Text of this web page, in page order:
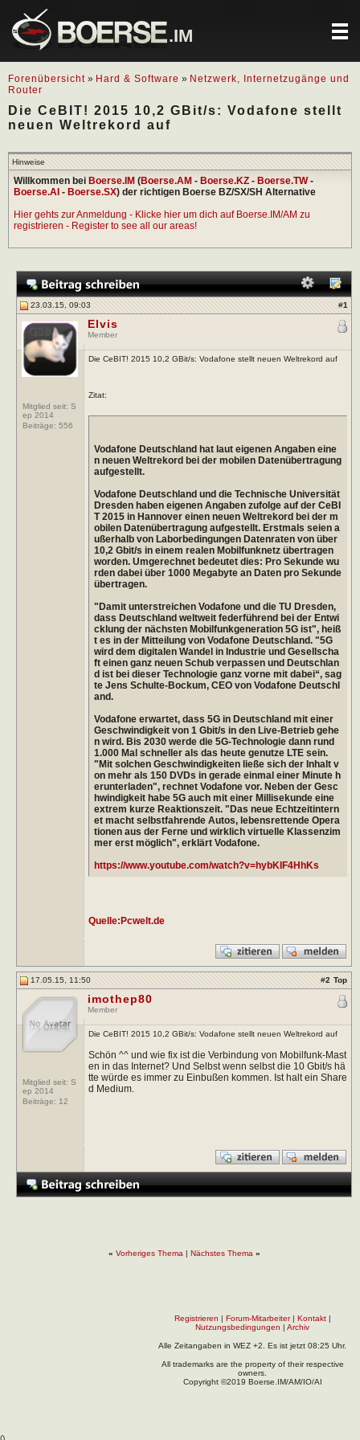
.IM
Forenübersicht » Hard & Software » Netzwerk, Internetzugänge und
Router
Die CeBIT! 2015 10,2 GBit/s: Vodafone stellt
neuen Weltrekord auf
Hinweise
Willkommen bei Boerse.IM (Boerse.AM - Boerse.KZ - Boerse.TW-
Boerse.AI - Boerse.SX) der richtigen Boerse BZ/SX/SH Alternative
Hier gehts zur Anmeldung - Klicke hier um dich auf Boerse.IM/AM zu
registrieren - Register to see all our areas!
23.03.15, 09:03 #1
Mitglied seit: S
ep 2014
Beiträge: 556
Elvis
Member
Die CeBIT! 2015 10,2 GBit/s: Vodafone stellt neuen Weltrekord auf
Zitat:
Vodafone Deutschland hat laut eigenen Angaben eine
n neuen Weltrekord bei der mobilen Datenübertragung
aufgestellt.
Vodafone Deutschland und die Technische Universität
Dresden haben eigenen Angaben zufolge auf der CeBI
T 2015 in Hannover einen neuen Weltrekord bei der m
obilen Datenübertragung aufgestellt. Erstmals seien a
ußerhalb von Laborbedingungen Datenraten von über
10,2 Gbit/s in einem realen Mobilfunknetz übertragen
worden. Umgerechnet bedeutet dies: Pro Sekunde wu
rden dabei über 1000 Megabyte an Daten pro Sekunde
übertragen.
"Damit unterstreichen Vodafone und die TU Dresden,
dass Deutschland weltweit federführend bei der Entwi
cklung der nächsten Mobilfunkgeneration 5G ist", heiß
t es in der Mitteilung von Vodafone Deutschland. "5G
wird dem digitalen Wandel in Industrie und Gesellscha
ft einen ganz neuen Schub verpassen und Deutschlan
d ist bei dieser Technologie ganz vorne mit dabei“, sag
te Jens Schulte-Bockum, CEO von Vodafone Deutschl
and.
Vodafone erwartet, dass 5G in Deutschland mit einer
Geschwindigkeit von 1 Gbit/s in den Live-Betrieb gehe
n wird. Bis 2030 werde die 5G-Technologie dann rund
1.000 Mal schneller als das heute genutze LTE sein.
"Mit solchen Geschwindigkeiten ließe sich der Inhalt v
on mehr als 150 DVDs in gerade einmal einer Minute h
erunterladen", rechnet Vodafone vor. Neben der Gesc
hwindigkeit habe 5G auch mit einer Millisekunde eine
extrem kurze Reaktionszeit. "Das neue Echtzeitintern
et macht selbstfahrende Autos, lebensrettende Opera
tionen aus der Ferne und wirklich virtuelle Klassenzim
mer erst möglich", erklärt Vodafone.
https://www.youtube.com/watch?v=hybKIF4HhKs
Quelle:Pcwelt.de
17.05.15, 11:50 #2 Top
Mitglied seit: S
ep 2014
Beiträge: 12
imothep80
Member
Die CeBIT! 2015 10,2 GBit/s: Vodafone stellt neuen Weltrekord auf
Schön ^^ und wie fix ist die Verbindung von Mobilfunk-Mast
en in das Internet? Und Selbst wenn selbst die 10 Gbit/s hä
tte würde es immer zu Einbußen kommen. Ist halt ein Share
d Medium.
« Vorheriges Thema | Nächstes Thema »
Registrieren | Forum-Mitarbeiter| Kontakt|
Nutzungsbedingungen | Archiv
Alle Zeitangaben in WEZ +2. Es ist jetzt 08:25 Uhr.
All trademarks are the property of their respective
owners.
Copyright ©2019 Boerse.IM/AM/IO/AI
().